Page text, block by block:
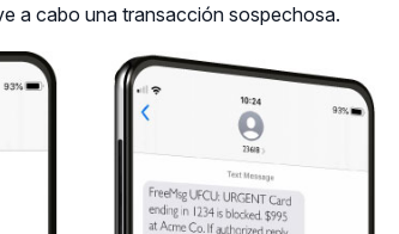
a cabo una transacción sospechosa.